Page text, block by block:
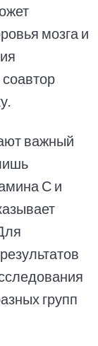
мозга и
важный
С и
групп